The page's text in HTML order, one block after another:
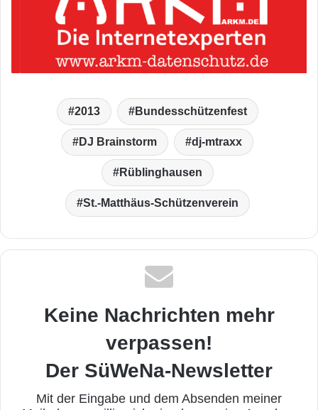
2013 Bundesschützenfest
DJ Brainstorm dj-mtraxx
Rüblinghausen
St.-Matthäus-Schützenverein
Keine Nachrichten mehr
verpassen!
Der SüWeNa-Newsletter
Mit der Eingabe und dem Absenden meiner